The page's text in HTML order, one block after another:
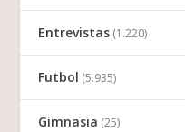
Entrevistas (1.220)
Futbol (5.935)
Gimnasia (25)